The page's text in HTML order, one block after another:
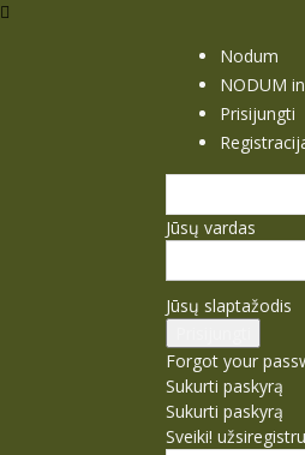
Nodum
NODUM
Prisijungti
Jūsų vardas
Jūsų slaptažodis
Forgot your
Sukurti paskyrą
Sukurti paskyrą
Sveiki!